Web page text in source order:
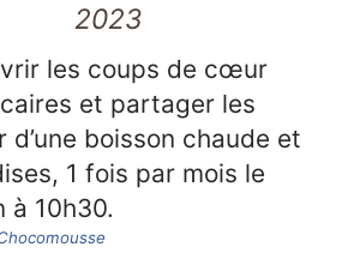
2023
les coups de cœur
et partager les
boisson chaude et
1 fois par mois le
à 10h30.